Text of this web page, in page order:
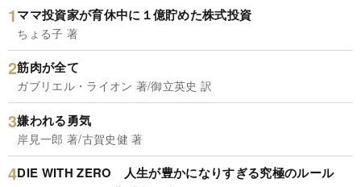
ママ投資家が育休中に１億貯めた株式投資
ちょる子 著
筋肉が全て
ガブリエル・ライオン 著/御立英史 訳
嫌われる勇気
岸見一郎 著/古賀史健 著
DIE WITH ZERO 人生が豊かになりすぎる究極のルール